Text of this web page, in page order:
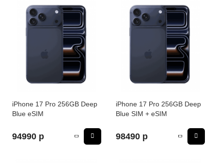
AirTag
HomePod
iPhone 17 Pro 256GB Deep
Blue eSIM
94990 р
iPhone 17 Pro 256GB Deep
Blue SIM + eSIM
98490 р